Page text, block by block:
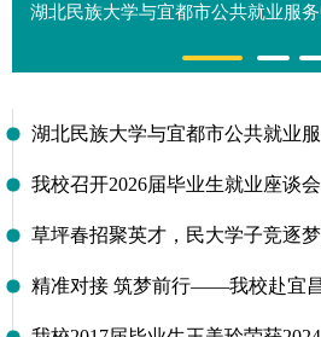
我校召开2026届毕业生就业座谈会